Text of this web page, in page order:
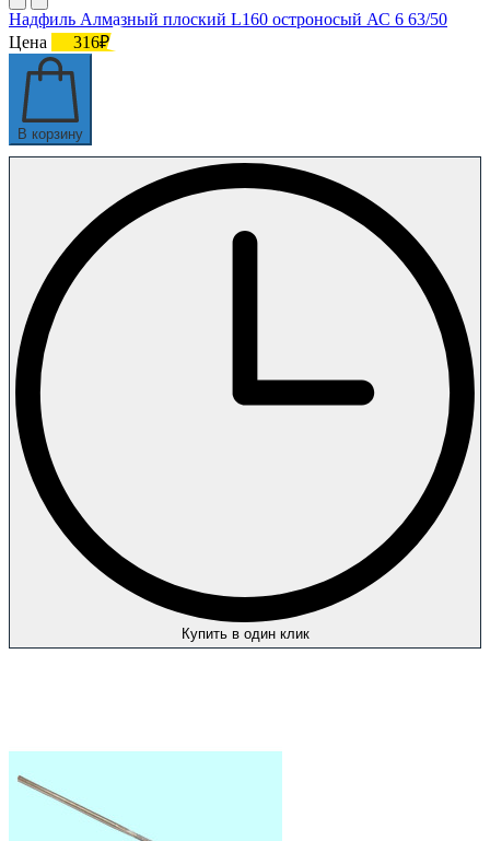
Надфиль Алмазный плоский L160 остроносый АС 6 63/50
Цена
316₽
В корзину
Купить в один клик